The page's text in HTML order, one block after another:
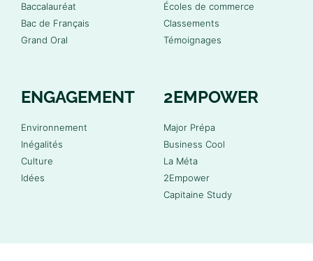
Baccalauréat
Bac de Français
Grand Oral
Écoles de commerce
Classements
Témoignages
ENGAGEMENT
Environnement
Inégalités
Culture
Idées
2EMPOWER
Major Prépa
Business Cool
La Méta
2Empower
Capitaine Study